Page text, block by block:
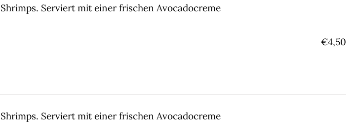
Serviert mit einer frischen Avocadocreme
€4,50
Serviert mit einer frischen Avocadocreme